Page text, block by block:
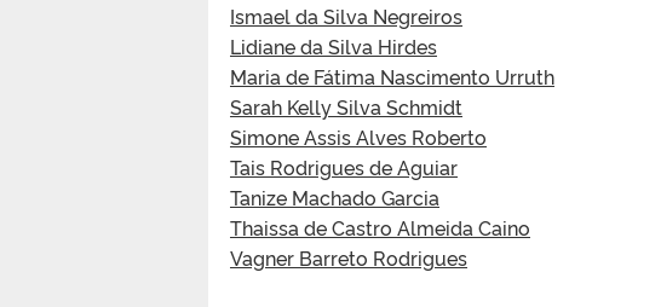
Ismael da Silva Negreiros
Lidiane da Silva Hirdes
Maria de Fátima Nascimento Urruth
Sarah Kelly Silva Schmidt
Simone Assis Alves Roberto
Tais Rodrigues de Aguiar
Tanize Machado Garcia
Thaissa de Castro Almeida Caino
Vagner Barreto Rodrigues